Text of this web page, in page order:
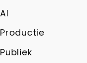
AI
Productie
Publiek